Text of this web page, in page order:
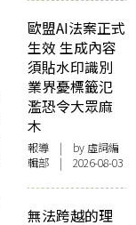
歐盟AI法案正式
生效 生成內容
須貼水印識別
業界憂標籤氾
濫恐令大眾麻
木
報導 | by 虛詞編
輯部 | 2026-08-03
無法跨越的理